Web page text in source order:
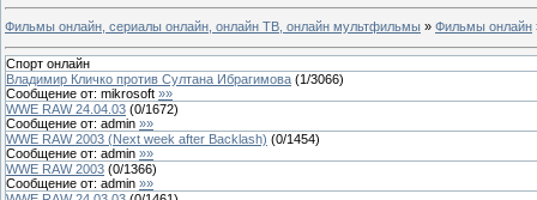
Фильмы онлайн, сериалы онлайн, онлайн ТВ, онлайн мультфильмы » Фильмы онлайн
Спорт онлайн
Владимир Кличко против Султана Ибрагимова (1/3066)
Сообщение от: mikrosoft »»
WWE RAW 24.04.03 (0/1672)
Сообщение от: admin »»
WWE RAW 2003 (Next week after Backlash) (0/1454)
Сообщение от: admin »»
WWE RAW 2003 (0/1366)
Сообщение от: admin »»